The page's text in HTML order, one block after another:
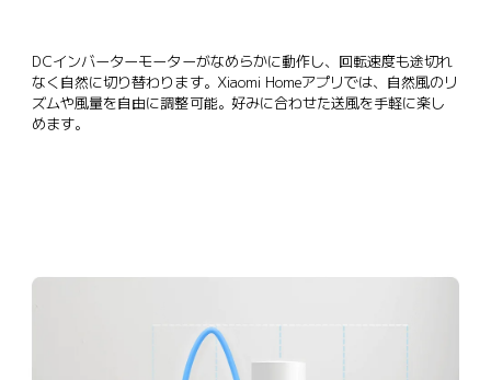
DCインバーターモーターがなめらかに動作し、回転速度も途切れ
なく自然に切り替わります。Xiaomi Homeアプリでは、自然風のリ
ズムや風量を自由に調整可能。好みに合わせた送風を手軽に楽し
めます。